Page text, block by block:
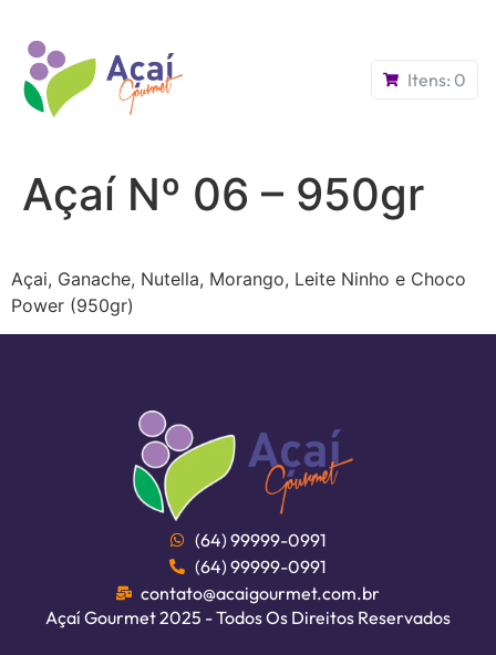
Itens: 0
Açaí Nº 06 – 950gr
Açai, Ganache, Nutella, Morango, Leite Ninho e Choco
Power (950gr)
(64) 99999-0991
(64) 99999-0991
contato@acaigourmet.com.br
Açaí Gourmet 2025 - Todos Os Direitos Reservados